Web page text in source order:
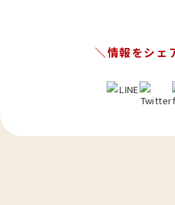
＼情報をシェ